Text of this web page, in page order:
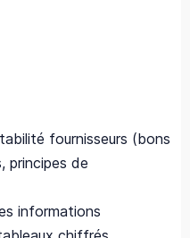
fournisseurs (bons
principes de
informations